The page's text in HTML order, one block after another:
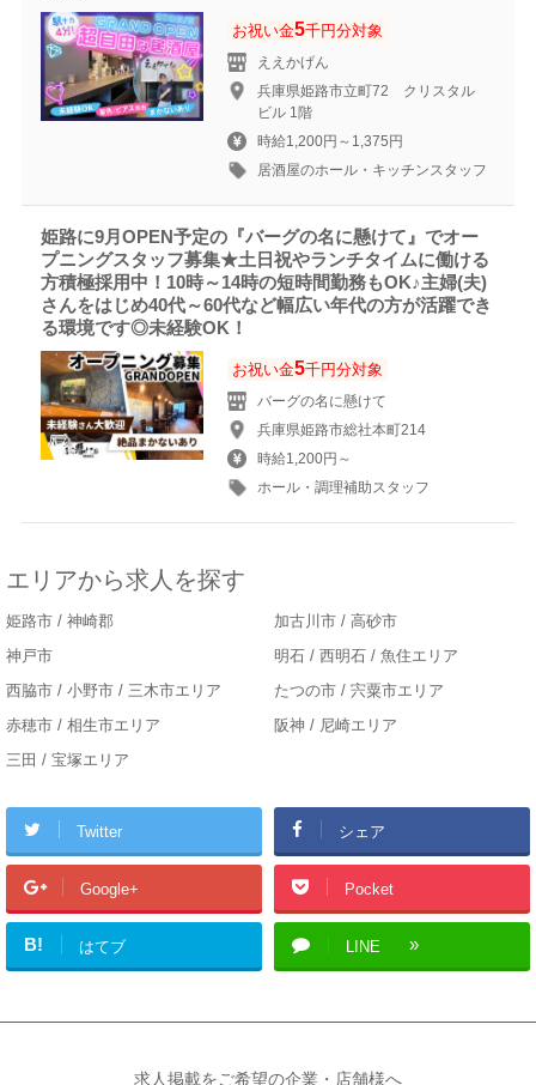
お祝い金5千円分対象
ええかげん
兵庫県姫路市立町72 クリスタル
ビル 1階
時給1,200円～1,375円
居酒屋のホール・キッチンスタッフ
姫路に9月OPEN予定の『バーグの名に懸けて』でオー
プニングスタッフ募集★土日祝やランチタイムに働ける
方積極採用中！10時～14時の短時間勤務もOK♪主婦(夫)
さんをはじめ40代～60代など幅広い年代の方が活躍でき
る環境です◎未経験OK！
お祝い金5千円分対象
バーグの名に懸けて
兵庫県姫路市総社本町214
時給1,200円～
ホール・調理補助スタッフ
エリアから求人を探す
姫路市 / 神崎郡
加古川市 / 高砂市
神戸市
明石 / 西明石 / 魚住エリア
西脇市 / 小野市 / 三木市エリア
たつの市 / 宍粟市エリア
赤穂市 / 相生市エリア
阪神 / 尼崎エリア
三田 / 宝塚エリア
Twitter シェア
Google+ Pocket
B! はてブ LINE
求人掲載をご希望の企業・店舗様へ